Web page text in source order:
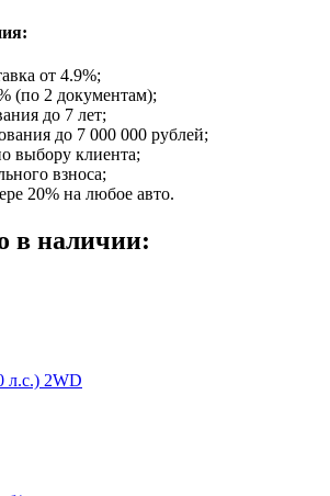
от 4.9%;
(по 2 документам);
до 7 лет;
до 7 000 000 рублей;
выбору клиента;
взноса;
20% на любое авто.
в наличии:
л.с.) 2WD